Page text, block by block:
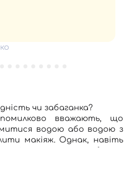
чи забаганка?
вважають, що
водою або водою з
макіяж. Однак, навіть
у її мікропорах